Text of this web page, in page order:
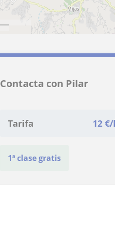
Contacta con Pilar
Tarifa 12 €/
1ª clase gratis